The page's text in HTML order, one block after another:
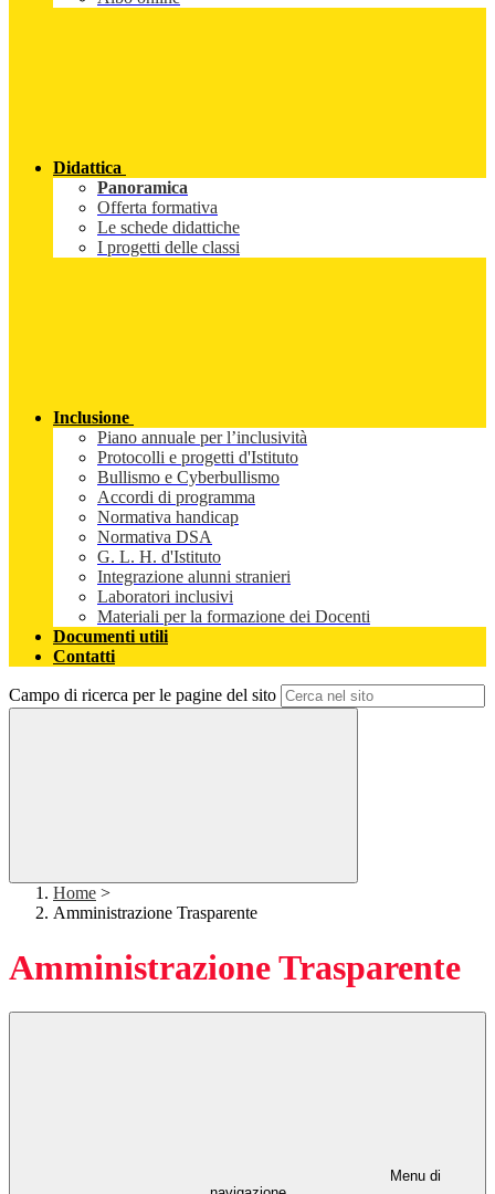
Didattica
Panoramica
Offerta formativa
Le schede didattiche
I progetti delle classi
Inclusione
Piano annuale per l’inclusività
Protocolli e progetti d'Istituto
Bullismo e Cyberbullismo
Accordi di programma
Normativa handicap
Normativa DSA
G. L. H. d'Istituto
Integrazione alunni stranieri
Laboratori inclusivi
Materiali per la formazione dei Docenti
Documenti utili
Contatti
Campo di ricerca per le pagine del sito
Home >
Amministrazione Trasparente
Amministrazione Trasparente
Menu di